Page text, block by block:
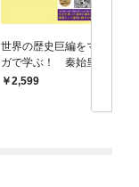
世界の歴史巨編をマン
ガで学ぶ！ 秦始皇
帝 合本
2,599